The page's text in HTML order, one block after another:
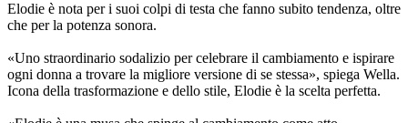
Elodie è nota per i suoi colpi di testa che fanno subito tendenza, oltre
che per la potenza sonora.
«Uno straordinario sodalizio per celebrare il cambiamento e ispirare
ogni donna a trovare la migliore versione di se stessa», spiega Wella.
Icona della trasformazione e dello stile, Elodie è la scelta perfetta.